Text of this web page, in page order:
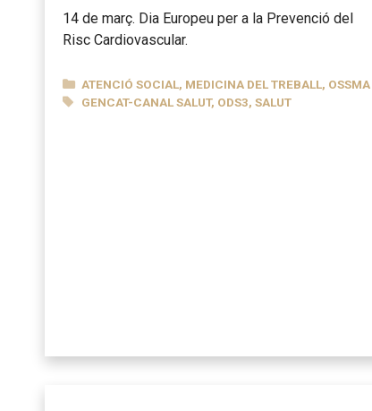
14 de març. Dia Europeu per a la Prevenció del
Risc Cardiovascular.
CATEGORIES
ATENCIÓ SOCIAL, MEDICINA DEL TREBALL, OSSMA
ETIQUETES
GENCAT-CANAL SALUT, ODS3,SALUT